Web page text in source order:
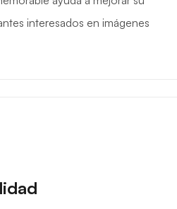
interesados en imágenes